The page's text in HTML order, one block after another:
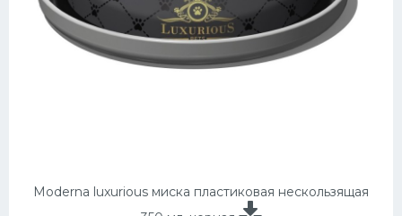
Moderna luxurious миска пластиковая нескользящая